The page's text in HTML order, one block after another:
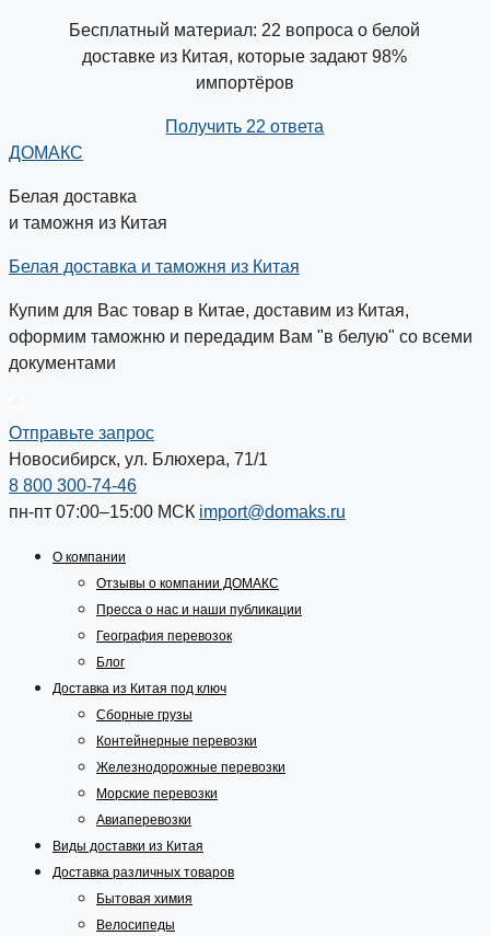
Бесплатный материал: 22 вопроса о белой
доставке из Китая, которые задают 98%
импортёров
Получить 22 ответа
ДОМАКС
Белая доставка
и таможня из Китая
Белая доставка и таможня из Китая
Купим для Вас товар в Китае, доставим из Китая,
оформим таможню и передадим Вам "в белую" со всеми
документами
Отправьте запрос
Новосибирск, ул. Блюхера, 71/1
8 800 300-74-46
пн-пт 07:00–15:00 МСК import@domaks.ru
О компании
Отзывы о компании ДОМАКС
Пресса о нас и наши публикации
География перевозок
Блог
Доставка из Китая под ключ
Сборные грузы
Контейнерные перевозки
Железнодорожные перевозки
Морские перевозки
Авиаперевозки
Виды доставки из Китая
Доставка различных товаров
Бытовая химия
Велосипеды